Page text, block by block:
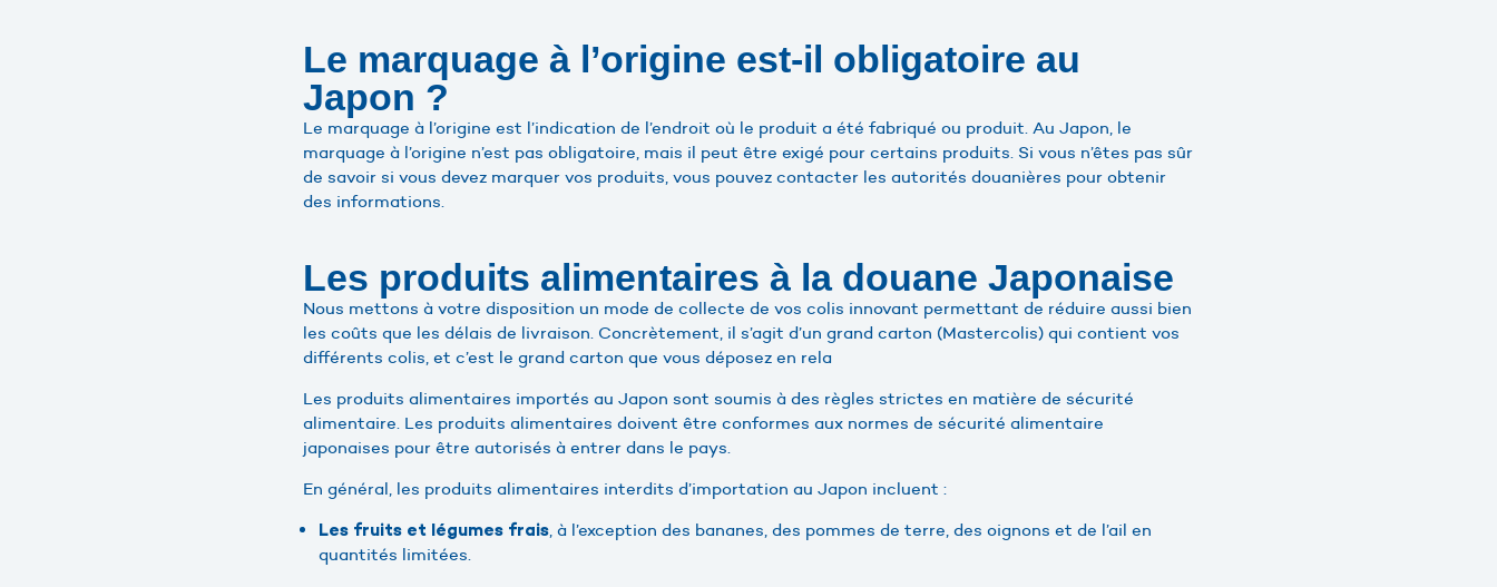
Le marquage à l’origine est-il obligatoire au
Japon ?
Le marquage à l’origine est l’indication de l’endroit où le produit a été fabriqué ou produit. Au Japon, le
marquage à l’origine n’est pas obligatoire, mais il peut être exigé pour certains produits. Si vous n’êtes pas sûr
de savoir si vous devez marquer vos produits, vous pouvez contacter les autorités douanières pour obtenir
des informations.
Les produits alimentaires à la douane Japonaise
Nous mettons à votre disposition un mode de collecte de vos colis innovant permettant de réduire aussi bien
les coûts que les délais de livraison. Concrètement, il s’agit d’un grand carton (Mastercolis) qui contient vos
différents colis, et c’est le grand carton que vous déposez en rela
Les produits alimentaires importés au Japon sont soumis à des règles strictes en matière de sécurité
alimentaire. Les produits alimentaires doivent être conformes aux normes de sécurité alimentaire
japonaises pour être autorisés à entrer dans le pays.
En général, les produits alimentaires interdits d’importation au Japon incluent :
Les fruits et légumes frais, à l’exception des bananes, des pommes de terre, des oignons et de l’ail en
quantités limitées.